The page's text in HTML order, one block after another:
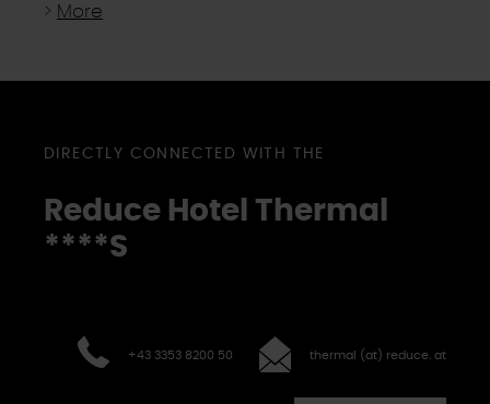
> More
DIRECTLY CONNECTED WITH THE
Reduce Hotel Thermal
****S
+43 3353 8200 50 thermal (at) reduce. at